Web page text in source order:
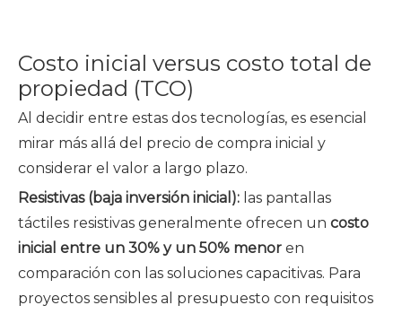
Costo inicial versus costo total de
propiedad (TCO)
Al decidir entre estas dos tecnologías, es esencial
mirar más allá del precio de compra inicial y
considerar el valor a largo plazo.
Resistivas (baja inversión inicial): las pantallas
táctiles resistivas generalmente ofrecen un costo
inicial entre un 30% y un 50% menor en
comparación con las soluciones capacitivas. Para
proyectos sensibles al presupuesto con requisitos